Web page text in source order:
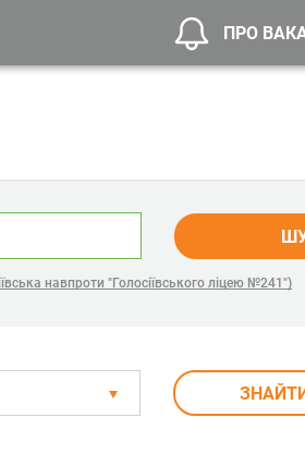
ПРО
навпроти "Голосіївського ліцею №241")